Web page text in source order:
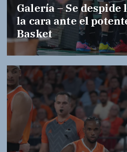
Galería – Se despide
la cara ante el
Basket